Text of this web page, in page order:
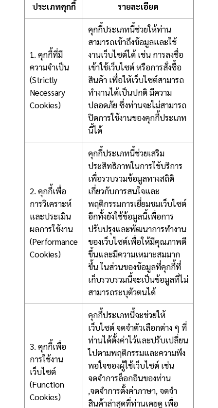
ประเภทคุกกี้ รายละเอียด
1. คุกกี้ที่มี
ความจำเป็น
(Strictly
Necessary
Cookies)
คุกกี้ประเภทนี้ช่วยให้ท่าน
สามารถเข้าถึงข้อมูลและใช้
งานเว็บไซต์ได้ เช่น การลงชื่อ
เข้าใช้เว็บไซต์ หรือการสั่งซื้อ
สินค้า เพื่อให้เว็บไซต์สามารถ
ทำงานได้เป็นปกติ มีความ
ปลอดภัย ซึ่งท่านจะไม่สามารถ
ปิดการใช้งานของคุกกี้ประเภท
นี้ได้
2. คุกกี้เพื่อ
การวิเคราะห์
และประเมิน
ผลการใช้งาน
(Performance
Cookies)
คุกกี้ประเภทนี้ช่วยเสริม
ประสิทธิภาพในการใช้บริการ
เพื่อรวบรวมข้อมูลทางสถิติ
เกี่ยวกับการสนใจและ
พฤติกรรมการเยี่ยมชมเว็บไซต์
อีกทั้งยังใช้ข้อมูลนี้เพื่อการ
ปรับปรุงและพัฒนาการทำงาน
ของเว็บไซต์เพื่อให้มีคุณภาพดี
ขึ้นและมีความเหมาะสมมาก
ขึ้น ในส่วนของข้อมูลที่คุกกี้ที่
เก็บรวบรวมนี้จะเป็นข้อมูลที่ไม่
สามารถระบุตัวตนได้
3. คุกกี้เพื่อ
การใช้งาน
เว็บไซต์
(Function
Cookies)
คุกกี้ประเภทนี้จะช่วยให้
เว็บไซต์ จดจำตัวเลือกต่าง ๆ ที่
ท่านได้ตั้งค่าไว้และปรับเปลี่ยน
ไปตามพฤติกรรมและความพึง
พอใจของผู้ใช้เว็บไซต์ เช่น
จดจำการล็อกอินของท่าน
,จดจำการตั้งค่าภาษา, จดจำ
สินค้าล่าสุดที่ท่านเคยดู เพื่อ